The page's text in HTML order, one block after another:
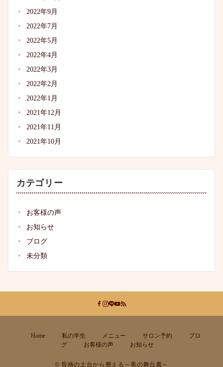
2022年9月
2022年7月
2022年5月
2022年4月
2022年3月
2022年2月
2022年1月
2021年12月
2021年11月
2021年10月
カテゴリー
お客様の声
お知らせ
ブログ
未分類
Home 私の半生 メニュー サロン予約
ブロ
グ
お客様の声 お知らせ
© 骨格の土台から整える～美の舞台裏～